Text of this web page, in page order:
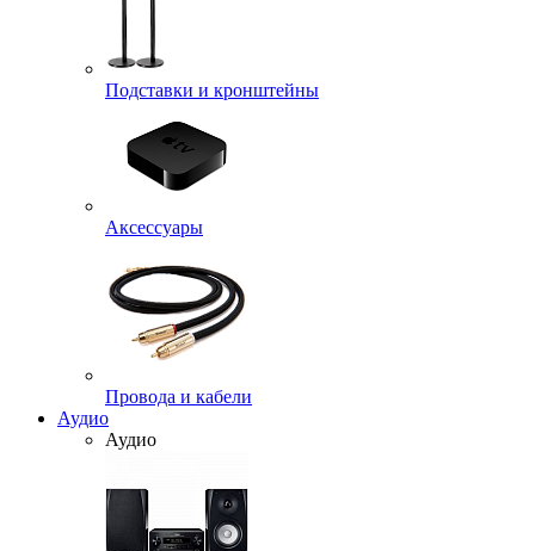
Подставки и кронштейны
Аксессуары
Провода и кабели
Аудио
Аудио